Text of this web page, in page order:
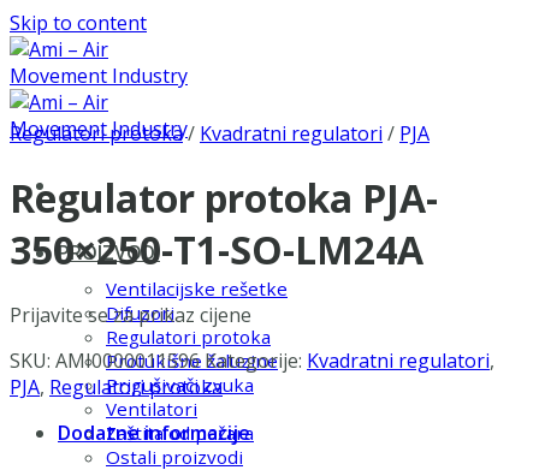
Skip to content
PROIZVODI
Ventilacijske rešetke
Difuzori
Regulatori protoka
Protukišne žaluzine
Prigušivači zvuka
Ventilatori
Zaštita od požara
Ostali proizvodi
Regulatori protoka/ Kvadratni regulatori / PJA
Regulator protoka PJA-
350×250-T1-SO-LM24A
Prijavite se za prikaz cijene
SKU: AMI0000011596 Kategorije: Kvadratni regulatori,
PJA, Regulatori protoka
Dodatne informacije